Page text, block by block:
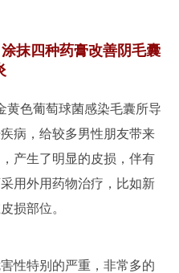
抹四种药膏改善阴毛囊
黄色葡萄球菌感染毛囊所导
病，给较多男性朋友带来
产生了明显的皮损，伴有
用外用药物治疗，比如新
损部位。
特别的严重，非常多的